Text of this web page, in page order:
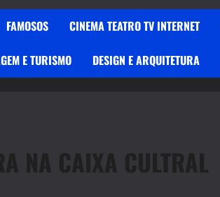
FAMOSOS CINEMA TEATRO TV INTERNET
E TURISMO DESIGN E ARQUITETURA
NA CAIXA CULTRAL